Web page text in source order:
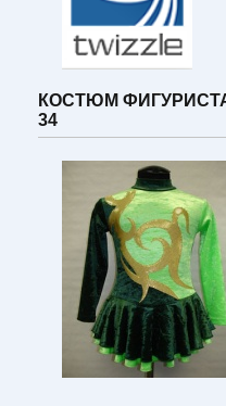
КОСТЮМ ФИГУРИСТА
34